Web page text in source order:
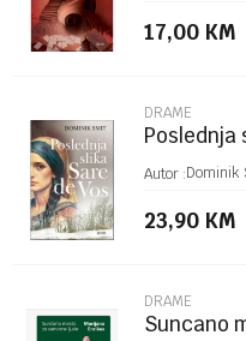
POŠALJI
17,00 KM
DRAME
Poslednja
Autor :Dominik
23,90 KM
DRAME
Suncano